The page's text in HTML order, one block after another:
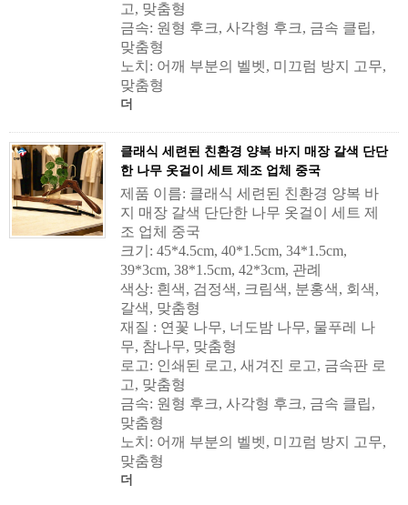
고, 맞춤형
금속: 원형 후크, 사각형 후크, 금속 클립,
맞춤형
노치: 어깨 부분의 벨벳, 미끄럼 방지 고무,
맞춤형
더
클래식 세련된 친환경 양복 바지 매장 갈색 단단
한 나무 옷걸이 세트 제조 업체 중국
제품 이름: 클래식 세련된 친환경 양복 바
지 매장 갈색 단단한 나무 옷걸이 세트 제
조 업체 중국
크기: 45*4.5cm, 40*1.5cm, 34*1.5cm,
39*3cm, 38*1.5cm, 42*3cm, 관례
색상: 흰색, 검정색, 크림색, 분홍색, 회색,
갈색, 맞춤형
재질 : 연꽃 나무, 너도밤 나무, 물푸레 나
무, 참나무, 맞춤형
로고: 인쇄된 로고, 새겨진 로고, 금속판 로
고, 맞춤형
금속: 원형 후크, 사각형 후크, 금속 클립,
맞춤형
노치: 어깨 부분의 벨벳, 미끄럼 방지 고무,
맞춤형
더